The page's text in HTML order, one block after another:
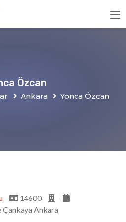
Özcan
Ankara Yonca Özcan
14600
Çankaya Ankara